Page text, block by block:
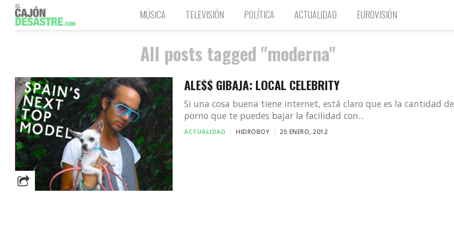
MÚSICA TELEVISIÓN POLÍTICA ACTUALIDAD EUROVISIÓN
All posts tagged "moderna"
ALE$$ GIBAJA: LOCAL CELEBRITY
Si una cosa buena tiene internet, está claro que es la cantidad de
porno que te puedes bajar la facilidad con...
ACTUALIDAD HIDROBOY 25 ENERO, 2012